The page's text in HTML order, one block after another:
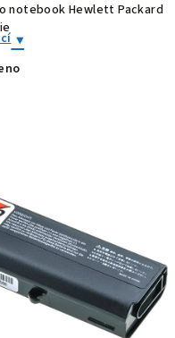
notebook Hewlett Packard